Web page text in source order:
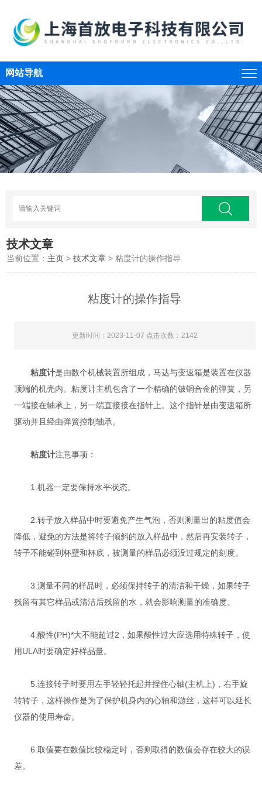
网站导航
技术文章
当前位置： 主页 >技术文章 > 粘度计的操作指导
粘度计的操作指导
更新时间：2023-11-07 点击次数：2142
粘度计是由数个机械装置所组成，马达与变速箱是装置在仪器
顶端的机壳内。粘度计主机包含了一个精确的铍铜合金的弹簧，另
一端接在轴承上，另一端直接接在指针上。这个指针是由变速箱所
驱动并且经由弹簧控制轴承。
粘度计注意事项：
1.机器一定要保持水平状态。
2.转子放入样品中时要避免产生气泡，否则测量出的粘度值会
降低，避免的方法是将转子倾斜的放入样品中，然后再安装转子，
转子不能碰到杯壁和杯底，被测量的样品必须没过规定的刻度。
3.测量不同的样品时，必须保持转子的清洁和干燥，如果转子
残留有其它样品或清洁后残留的水，就会影响测量的准确度。
4.酸性(PH)*大不能超过2，如果酸性过大应选用特殊转子，使
用ULA时要确定好样品量。
5.连接转子时要用左手轻轻托起并捏住心轴(主机上)，右手旋
转转子，这样操作是为了保护机身内的心轴和游丝，这样可以延长
仪器的使用寿命。
6.取值要在数值比较稳定时，否则取得的数值会存在较大的误
差。